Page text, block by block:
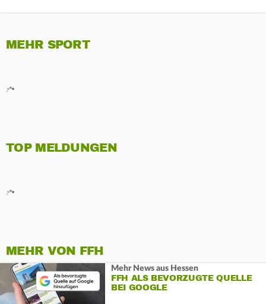
MEHR SPORT
TOP MELDUNGEN
MEHR VON FFH
Mehr News aus Hessen
FFH ALS BEVORZUGTE QUELLE
BEI GOOGLE